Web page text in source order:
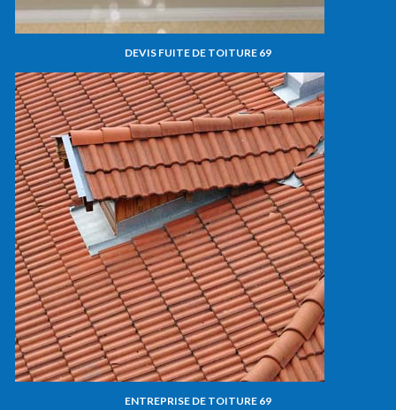
DEVIS FUITE DE TOITURE 69
ENTREPRISE DE TOITURE 69